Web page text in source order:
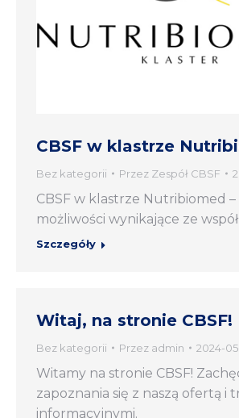
CBSF w klastrze
Bez kategorii Przez Zespół CBSF
CBSF w klastrze Nutribiomed
możliwości wynikające ze
Szczegóły
Witaj, na stronie CBSF!
Bez kategorii Przez admin 2024-
Witamy na stronie CBSF!
zapoznania się z naszą ofertą i
informacyjnymi.